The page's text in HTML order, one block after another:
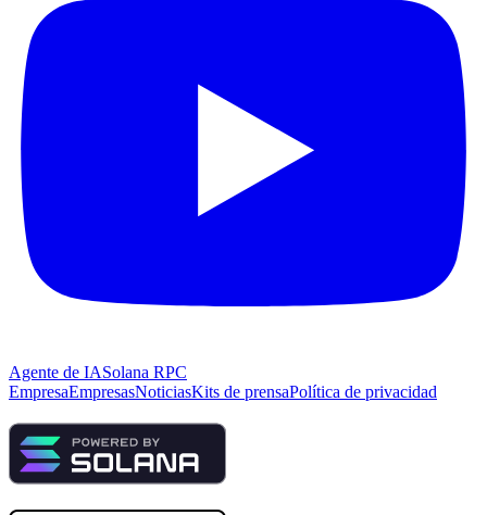
Agente de IASolana RPC
EmpresaEmpresasNoticiasKits de prensaPolítica de privacidad